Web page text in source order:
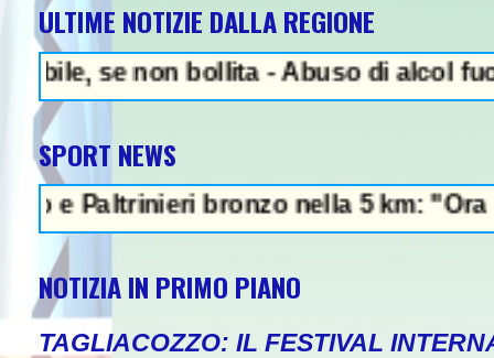
ULTIME NOTIZIE DALLA REGIONE
non bollita - Abuso di alcol fuori
SPORT NEWS
bronzo nella 5 km: "Ora ci
NOTIZIA IN PRIMO PIANO
TAGLIACOZZO: IL FESTIVAL